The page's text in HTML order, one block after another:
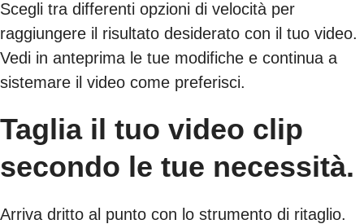
Scegli tra differenti opzioni di velocità per
raggiungere il risultato desiderato con il tuo video.
Vedi in anteprima le tue modifiche e continua a
sistemare il video come preferisci.
Taglia il tuo video clip
secondo le tue necessità.
Arriva dritto al punto con lo strumento di ritaglio.